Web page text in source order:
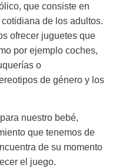
que consiste en
de los adultos.
ofrecer juguetes que
por ejemplo coches,
o
de género y los
nuestro bebé,
que tenemos de
de su momento
el juego.